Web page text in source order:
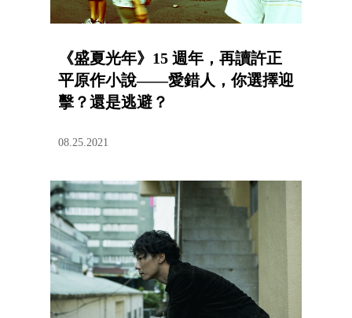
《盛夏光年》15 週年，再讀許正
平原作小說——愛錯人，你選擇迎
擊？還是逃避？
08.25.2021